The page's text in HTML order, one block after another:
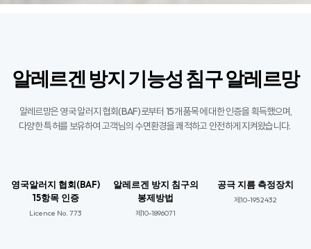
알레르겐 방지 기능성 침구 알레르망
알레르망은 영국 알러지 협회(BAF)로부터 15개 품목에 대한 인증을 획득했으며,
다양한 특허를 보유하여 고객님의 수면환경을 쾌적하고 안전하게 지켜왔습니다. ​
영국알러지 협회(BAF)
15항목 인증
Licence No. 773​
알레르겐 방지 침구의
봉제방법
제10-1896071​
공극 지름 측정장치
제10-1952432